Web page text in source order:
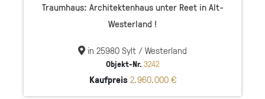
Traumhaus: Architektenhaus unter Reet in Alt-
Westerland !
in 25980 Sylt / Westerland
Objekt-Nr. 3242
Kaufpreis 2.960.000 €